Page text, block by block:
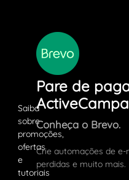
Pare de
Conheça o Brevo.
Crie automações de
perdidas e muito mais.